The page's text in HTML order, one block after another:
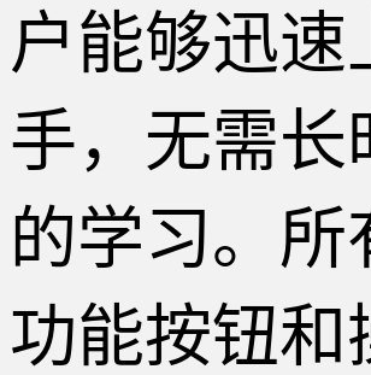
户能够迅速
手，无需长
的学习。所
功能按钮和